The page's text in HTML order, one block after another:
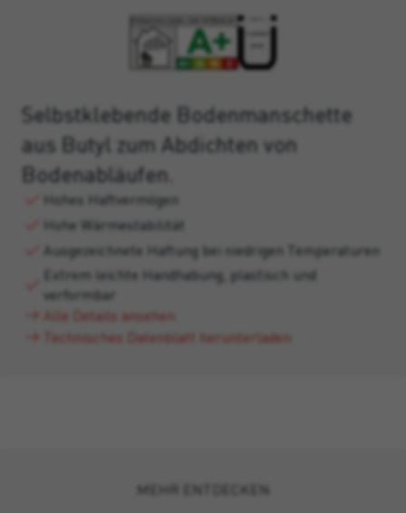
Selbstklebende Bodenmanschette
aus Butyl zum Abdichten von
Bodenabläufen.
Hohes Haftvermögen
Hohe Wärmestabilität
Ausgezeichnete Haftung bei niedrigen Temperaturen
Extrem leichte Handhabung, plastisch und
verformbar
Alle Details ansehen
Technisches Datenblatt herunterladen
MEHR ENTDECKEN